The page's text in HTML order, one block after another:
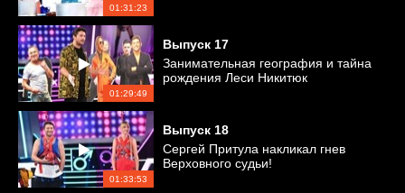
01:31:23
01:29:49
Выпуск 17
Занимательная география и тайна
рождения Леси Никитюк
01:33:53
Выпуск 18
Сергей Притула накликал гнев
Верховного судьи!